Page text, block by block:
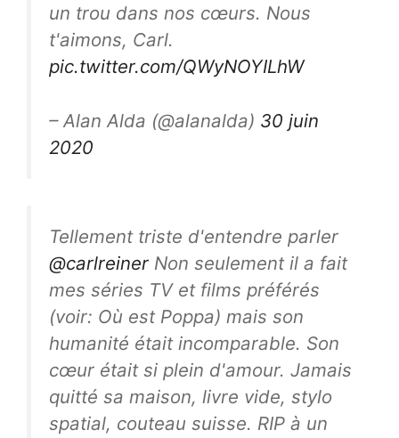
un trou dans nos cœurs. Nous
t'aimons, Carl.
pic.twitter.com/QWyNOYILhW
– Alan Alda (@alanalda) 30 juin
2020
Tellement triste d'entendre parler
@carlreiner Non seulement il a fait
mes séries TV et films préférés
(voir: Où est Poppa) mais son
humanité était incomparable. Son
cœur était si plein d'amour. Jamais
quitté sa maison, livre vide, stylo
spatial, couteau suisse. RIP à un